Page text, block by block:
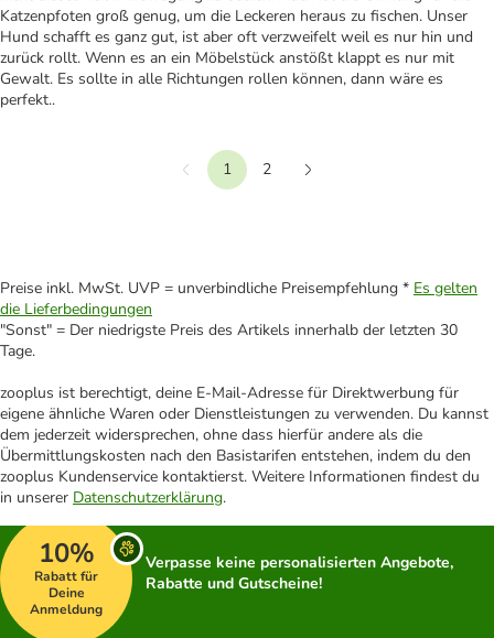
Katzenpfoten groß genug, um die Leckeren heraus zu fischen. Unser
Hund schafft es ganz gut, ist aber oft verzweifelt weil es nur hin und
zurück rollt. Wenn es an ein Möbelstück anstößt klappt es nur mit
Gewalt. Es sollte in alle Richtungen rollen können, dann wäre es
perfekt..
Vorherige
1
2
Preise inkl. MwSt. UVP = unverbindliche Preisempfehlung * Es gelten
die Lieferbedingungen
"Sonst" = Der niedrigste Preis des Artikels innerhalb der letzten 30
Tage.
zooplus ist berechtigt, deine E-Mail-Adresse für Direktwerbung für
eigene ähnliche Waren oder Dienstleistungen zu verwenden. Du kannst
dem jederzeit widersprechen, ohne dass hierfür andere als die
Übermittlungskosten nach den Basistarifen entstehen, indem du den
zooplus Kundenservice kontaktierst. Weitere Informationen findest du
in unserer Datenschutzerklärung.
10%
Rabatt für
Deine
Anmeldung
Verpasse keine personalisierten Angebote,
Rabatte und Gutscheine!